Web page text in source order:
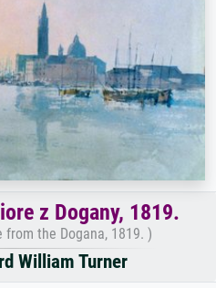
z Dogany, 1819.
from the Dogana, 1819. )
William Turner